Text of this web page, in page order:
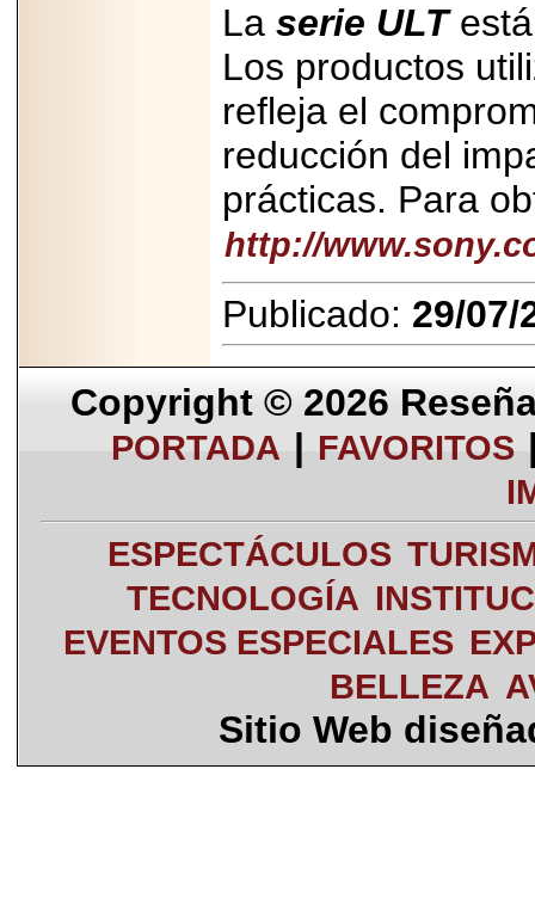
La serie ULTestá
Los productos
refleja el
reducción del
prácticas. Para
http://
Publicado: 29/07/
Copyright © 2026
PORTADA | FAVORITOS
ESPECTÁCULOS
TECNOLOGÍA
EVENTOS ESPECIALES
BELLEZA
Sitio Web